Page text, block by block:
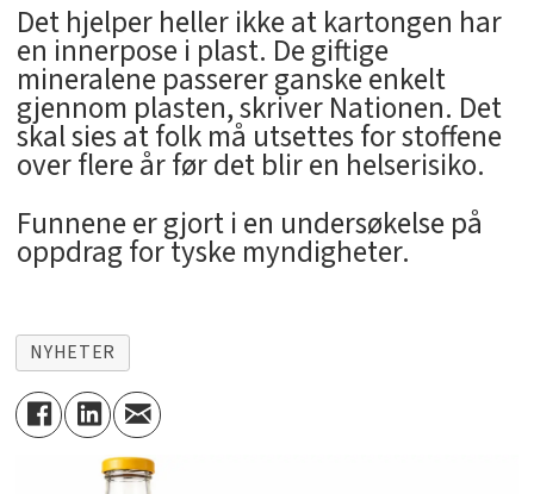
Det hjelper heller ikke at kartongen har
en innerpose i plast. De giftige
mineralene passerer ganske enkelt
gjennom plasten, skriver Nationen. Det
skal sies at folk må utsettes for stoffene
over flere år før det blir en helserisiko.
Funnene er gjort i en undersøkelse på
oppdrag for tyske myndigheter.
NYHETER